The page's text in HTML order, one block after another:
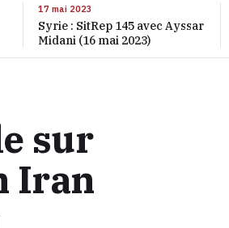
17 mai 2023
Syrie : SitRep 145 avec Ayssar
Midani (16 mai 2023)
sur
Iran